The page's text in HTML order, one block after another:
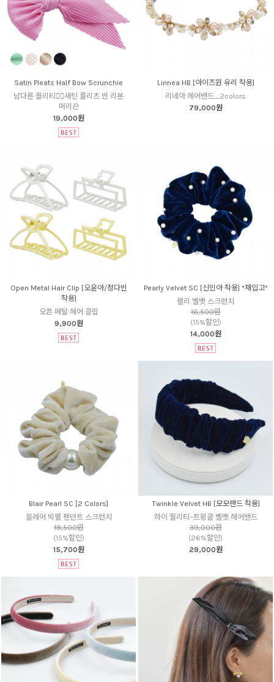
Satin Pleats Half Bow Scrunchie
남다른 퀄리티👍🏻새틴 플리츠 반 리본
머리끈
19,000원
Linnea HB [아이즈원 유리 착용]
리네아 헤어밴드_2colors
79,000원
Open Metal Hair Clip [오윤아/정다빈
착용]
오픈 메탈 헤어 클립
9,900원
Pearly Velvet SC [신민아 착용] *재입고*
펄리 벨벳 스크런치
16,500원
(15%할인)
14,000원
Blair Pearl SC [2 Colors]
블레어 빅펄 팬던트 스크런치
18,500원
(15%할인)
15,700원
Twinkle Velvet HB [모모랜드 착용]
하이 퀄리티~트윙클 벨벳 헤어밴드
39,000원
(26%할인)
29,000원